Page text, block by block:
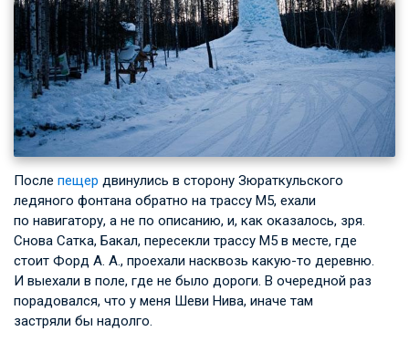
После пещер двинулись в сторону Зюраткульского
ледяного фонтана обратно на трассу М5, ехали
по навигатору, а не по описанию, и, как оказалось, зря.
Снова Сатка, Бакал, пересекли трассу М5 в месте, где
стоит Форд А. А., проехали насквозь какую-то деревню.
И выехали в поле, где не было дороги. В очередной раз
порадовался, что у меня Шеви Нива, иначе там
застряли бы надолго.